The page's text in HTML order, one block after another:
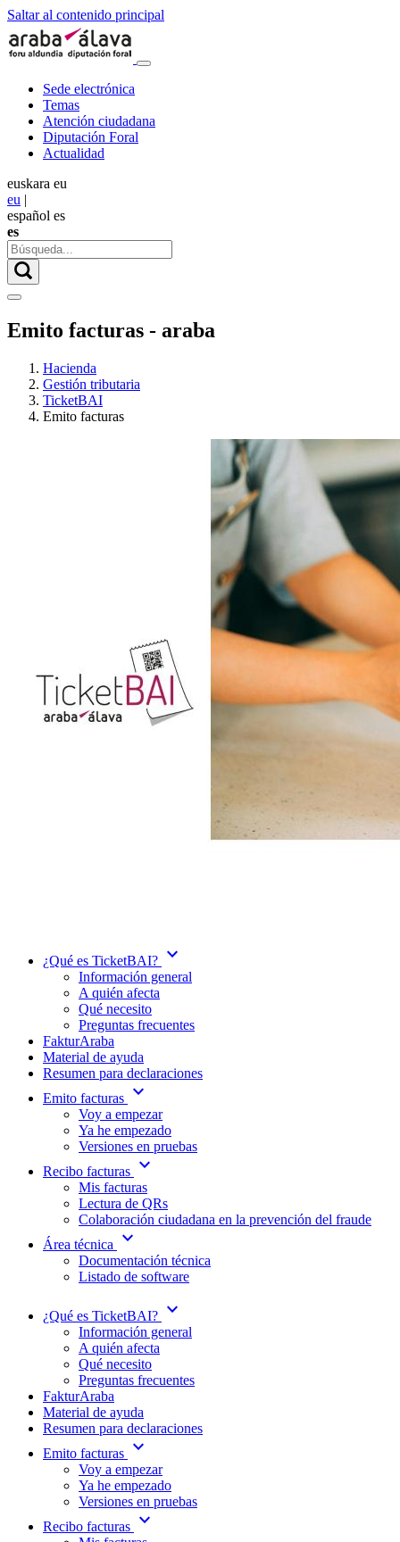
Saltar al contenido principal
Sede electrónica
Temas
Atención ciudadana
Diputación Foral
Actualidad
euskara eu
eu |
español es
es
Emito facturas - araba
Hacienda
Gestión tributaria
TicketBAI
Emito facturas
¿Qué es TicketBAI? expand_more
Información general
A quién afecta
Qué necesito
Preguntas frecuentes
FakturAraba
Material de ayuda
Resumen para declaraciones
Emito facturas expand_more
Voy a empezar
Ya he empezado
Versiones en pruebas
Recibo facturas expand_more
Mis facturas
Lectura de QRs
Colaboración ciudadana en la prevención del fraude
Área técnica
expand_more
Documentación técnica
Listado de software
¿Qué es TicketBAI? expand_more
Información general
A quién afecta
Qué necesito
Preguntas frecuentes
FakturAraba
Material de ayuda
Resumen para declaraciones
Emito facturas expand_more
Voy a empezar
Ya he empezado
Versiones en pruebas
Recibo facturas expand_more